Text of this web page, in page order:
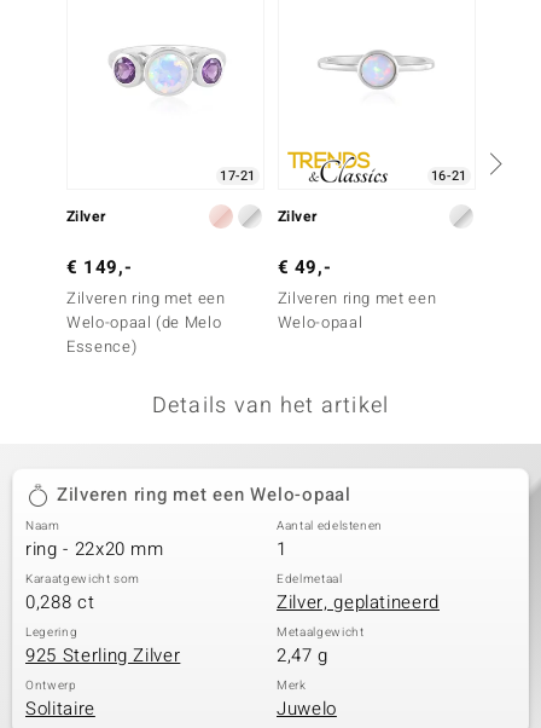
Collection
17-21
Zilver
€ 149,-
Zilveren ring met een
Welo-opaal (de Melo
Essence)
16-21
Zilver
€ 49,-
Zilveren ring met een
Welo-opaal
Details van het artikel
Zilveren ring met een Welo-opaal
Naam
ring - 22x20 mm
Aantal edelstenen
1
Karaatgewicht som
0,288 ct
Edelmetaal
Zilver, geplatineerd
Legering
925 Sterling Zilver
Metaalgewicht
2,47 g
Ontwerp
Solitaire
Merk
Juwelo